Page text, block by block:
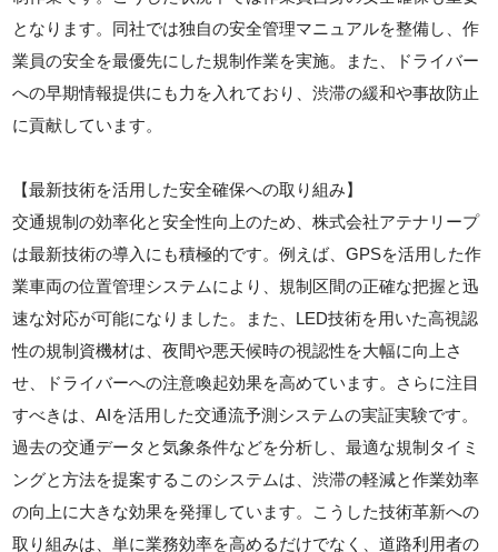
となります。同社では独自の安全管理マニュアルを整備し、作
業員の安全を最優先にした規制作業を実施。また、ドライバー
への早期情報提供にも力を入れており、渋滞の緩和や事故防止
に貢献しています。
【最新技術を活用した安全確保への取り組み】
交通規制の効率化と安全性向上のため、株式会社アテナリープ
は最新技術の導入にも積極的です。例えば、GPSを活用した作
業車両の位置管理システムにより、規制区間の正確な把握と迅
速な対応が可能になりました。また、LED技術を用いた高視認
性の規制資機材は、夜間や悪天候時の視認性を大幅に向上さ
せ、ドライバーへの注意喚起効果を高めています。さらに注目
すべきは、AIを活用した交通流予測システムの実証実験です。
過去の交通データと気象条件などを分析し、最適な規制タイミ
ングと方法を提案するこのシステムは、渋滞の軽減と作業効率
の向上に大きな効果を発揮しています。こうした技術革新への
取り組みは、単に業務効率を高めるだけでなく、道路利用者の